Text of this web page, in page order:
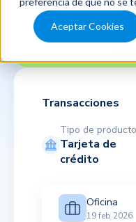
Aceptar Cookies
Transacciones
Tipo de producto
Tarjeta de
crédito
Oficina
19 feb 2026